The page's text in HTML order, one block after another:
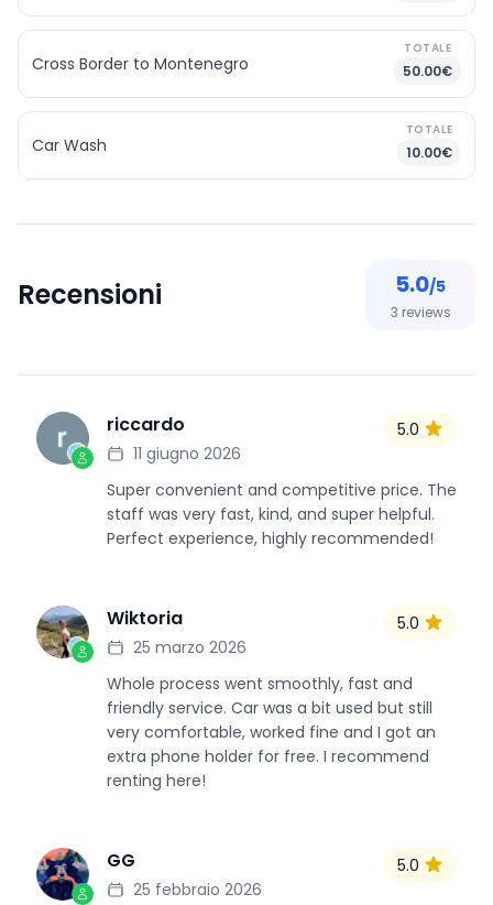
Cross Border to Montenegro
TOTALE
50.00€
Car Wash
TOTALE
10.00€
Recensioni 5.0/5
3 reviews
R riccardo
11 giugno 2026
5.0
Super convenient and competitive price. The
staff was very fast, kind, and super helpful.
Perfect experience, highly recommended!
W Wiktoria
25 marzo 2026
5.0
Whole process went smoothly, fast and
friendly service. Car was a bit used but still
very comfortable, worked fine and I got an
extra phone holder for free. I recommend
renting here!
G GG
25 febbraio 2026
5.0